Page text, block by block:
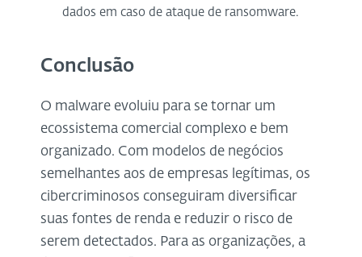
dados em caso de ataque de ransomware.
Conclusão
O malware evoluiu para se tornar um
ecossistema comercial complexo e bem
organizado. Com modelos de negócios
semelhantes aos de empresas legítimas, os
cibercriminosos conseguiram diversificar
suas fontes de renda e reduzir o risco de
serem detectados. Para as organizações, a